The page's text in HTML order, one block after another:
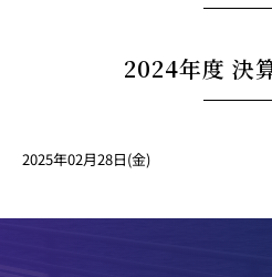
2024年度 決
2025年02月28日(金)